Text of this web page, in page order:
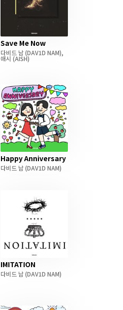
Save Me Now
다비드 남(DAV1D NAM),
애시 (AISH)
Happy Anniversary
다비드 남(DAV1D NAM)
IMITATION
다비드 남(DAV1D NAM)